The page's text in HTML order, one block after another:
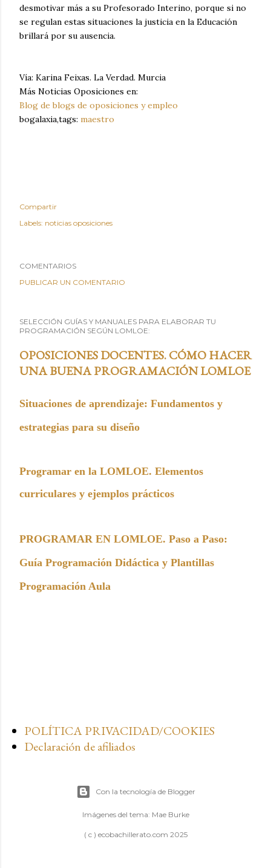
desmotivar más a su Profesorado Interino, porque si no
se regulan estas situaciones la justicia en la Educación
brillará por su ausencia.
Vía: Karina Feixas. La Verdad. Murcia
Más Noticias Oposiciones en:
Blog de blogs de oposiciones y empleo
bogalaxia,tags: maestro
Compartir
Labels: noticias oposiciones
COMENTARIOS
PUBLICAR UN COMENTARIO
SELECCIÓN GUÍAS Y MANUALES PARA ELABORAR TU
PROGRAMACIÓN SEGÚN LOMLOE:
OPOSICIONES DOCENTES. CÓMO HACER
UNA BUENA PROGRAMACIÓN LOMLOE
Situaciones de aprendizaje: Fundamentos y
estrategias para su diseño
Programar en la LOMLOE. Elementos
curriculares y ejemplos prácticos
PROGRAMAR EN LOMLOE. Paso a Paso:
Guía Programación Didáctica y Plantillas
Programación Aula
POLÍTICA PRIVACIDAD/COOKIES
Declaración de afiliados
Con la tecnología de Blogger
Imágenes del tema: Mae Burke
( c ) ecobachillerato.com 2025